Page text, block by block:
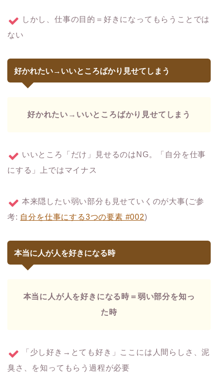
しかし、仕事の目的＝好きになってもらうことでは
ない
好かれたい→いいところばかり見せてしまう
好かれたい→いいところばかり見せてしまう
いいところ「だけ」見せるのはNG。「自分を仕事
にする」上ではマイナス
本来隠したい弱い部分も見せていくのが大事(ご参
考: 自分を仕事にする3つの要素 #002)
本当に人が人を好きになる時
本当に人が人を好きになる時＝弱い部分を知っ
た時
「少し好き→とても好き」ここには人間らしさ、泥
臭さ、を知ってもらう過程が必要